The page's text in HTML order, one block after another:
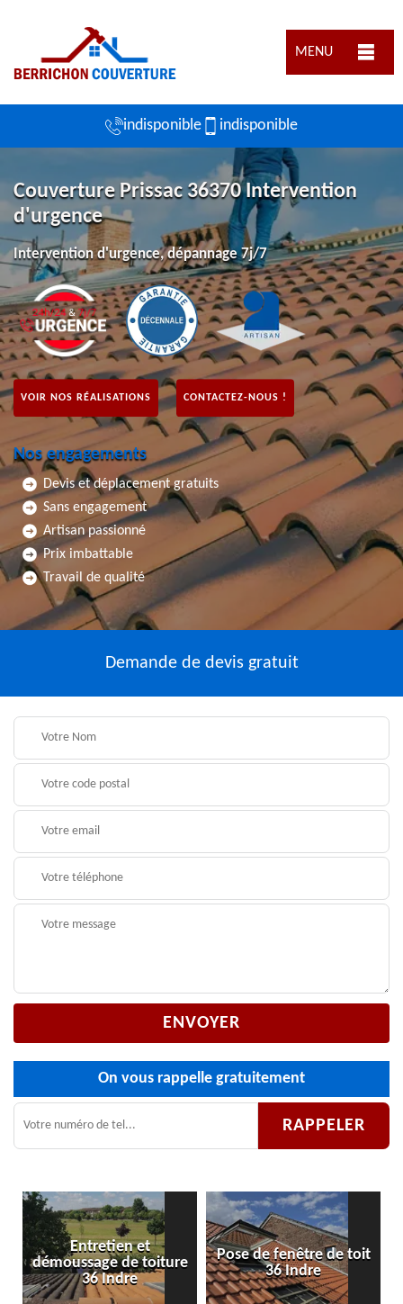
MENU
indisponible indisponible
Couverture Prissac 36370 Intervention
d'urgence
Intervention d'urgence, dépannage 7j/7
VOIR NOS RÉALISATIONS CONTACTEZ-NOUS !
Nos engagements
Devis et déplacement gratuits
Sans engagement
Artisan passionné
Prix imbattable
Travail de qualité
Demande de devis gratuit
On vous rappelle gratuitement
Entretien et
démoussage de toiture
36 Indre
Pose de fenêtre de toit
36 Indre